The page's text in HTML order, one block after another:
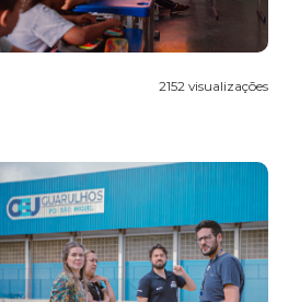
2152 visualizações